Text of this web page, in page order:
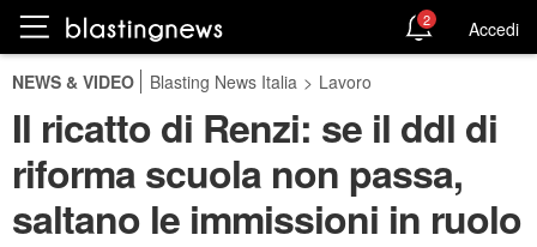
2 Accedi
NEWS & VIDEO Blasting News Italia > Lavoro
Il ricatto di Renzi: se il ddl di
riforma scuola non passa,
saltano le immissioni in ruolo